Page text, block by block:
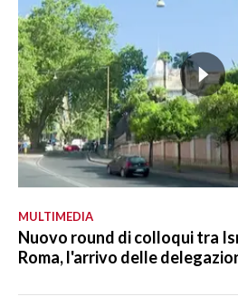
MULTIMEDIA
Nuovo round di colloqui tra
Roma, l'arrivo delle